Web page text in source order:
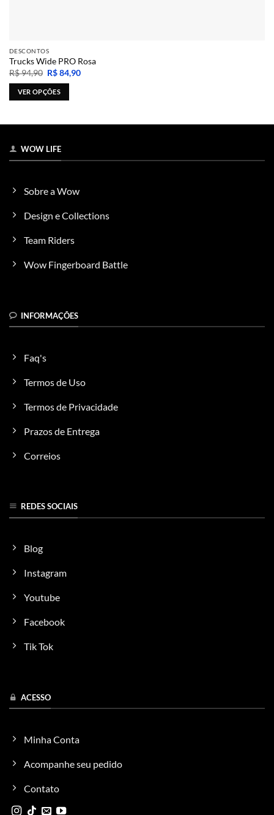
DESCONTOS
Trucks Wide PRO Rosa
R$94,90 O
preço
original
era:
R$ 94,90.
R$84,90O
VER OPÇÕES
várias
variantes.
podem
escolhidas
na
do
WOW LIFE
Sobre a Wow
Design e Collections
Team Riders
Wow Fingerboard Battle
INFORMAÇÕES
Faq's
Termos de Uso
Termos de Privacidade
Prazos de Entrega
Correios
REDES SOCIAIS
Blog
Instagram
Youtube
Facebook
Tik Tok
ACESSO
Minha Conta
Acompanhe seu pedido
Contato